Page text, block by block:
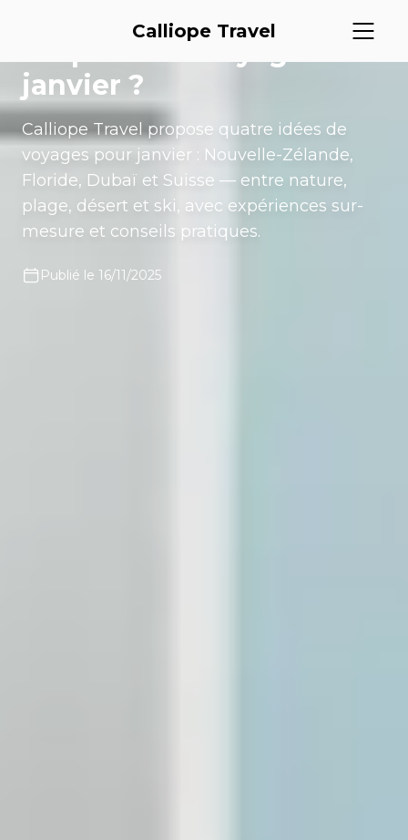
Calliope Travel
Où partir en voyage en
janvier ?
Calliope Travel propose quatre idées de
voyages pour janvier : Nouvelle-Zélande,
Floride, Dubaï et Suisse — entre nature,
plage, désert et ski, avec expériences sur-
mesure et conseils pratiques.
Publié le 16/11/2025